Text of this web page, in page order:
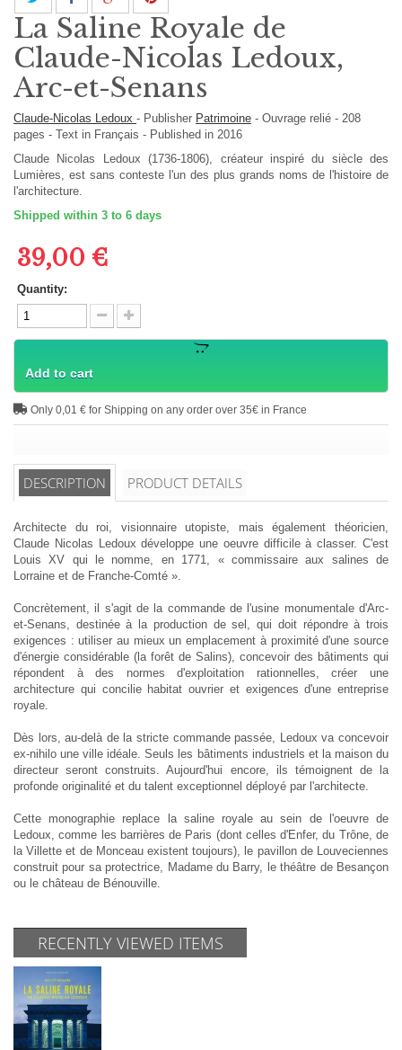
La Saline Royale de
Claude-Nicolas Ledoux,
Arc-et-Senans
Claude-Nicolas Ledoux - Publisher Patrimoine - Ouvrage relié - 208
pages - Text in Français - Published in 2016
Claude Nicolas Ledoux (1736-1806), créateur inspiré du siècle des
Lumières, est sans conteste l'un des plus grands noms de l'histoire de
l'architecture.
Shipped within 3 to 6 days
39,00 €
Quantity:
Add to cart
Only 0,01 € for Shipping on any order over 35€ in France
DESCRIPTION PRODUCT DETAILS
Architecte du roi, visionnaire utopiste, mais également théoricien,
Claude Nicolas Ledoux développe une oeuvre difficile à classer. C'est
Louis XV qui le nomme, en 1771, « commissaire aux salines de
Lorraine et de Franche-Comté ».
Concrètement, il s'agit de la commande de l'usine monumentale d'Arc-
et-Senans, destinée à la production de sel, qui doit répondre à trois
exigences : utiliser au mieux un emplacement à proximité d'une source
d'énergie considérable (la forêt de Salins), concevoir des bâtiments qui
répondent à des normes d'exploitation rationnelles, créer une
architecture qui concilie habitat ouvrier et exigences d'une entreprise
royale.
Dès lors, au-delà de la stricte commande passée, Ledoux va concevoir
ex-nihilo une ville idéale. Seuls les bâtiments industriels et la maison du
directeur seront construits. Aujourd'hui encore, ils témoignent de la
profonde originalité et du talent exceptionnel déployé par l'architecte.
Cette monographie replace la saline royale au sein de l'oeuvre de
Ledoux, comme les barrières de Paris (dont celles d'Enfer, du Trône, de
la Villette et de Monceau existent toujours), le pavillon de Louveciennes
construit pour sa protectrice, Madame du Barry, le théâtre de Besançon
ou le château de Bénouville.
RECENTLY VIEWED ITEMS